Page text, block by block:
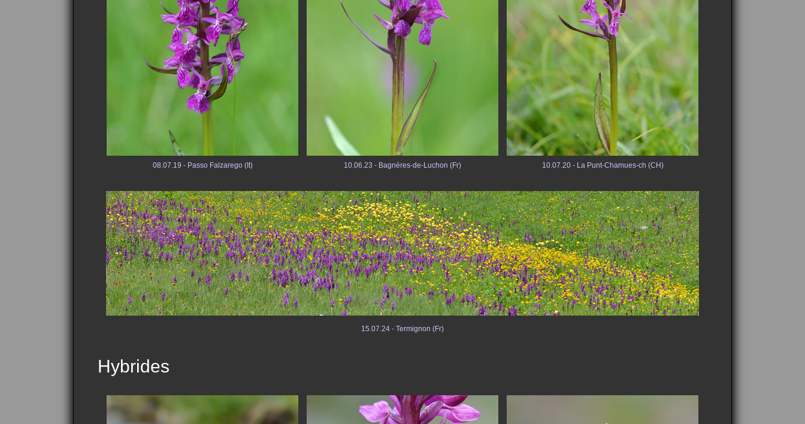
08.07.19 - Passo Falzarego (It) 10.06.23 - Bagnères-de-Luchon (Fr) 10.07.20 - La Punt-Chamues-ch (CH)
15.07.24 - Termignon (Fr)
Hybrides